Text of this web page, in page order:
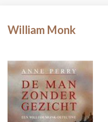
William Monk